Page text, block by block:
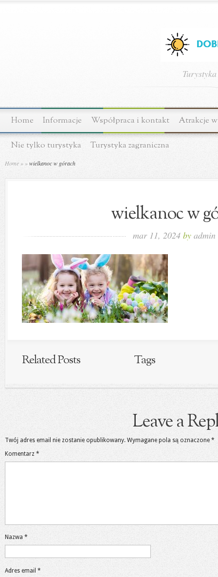
Home Informacje Współpraca i kontakt Atrakcje
Nie tylko turystyka Turystyka zagraniczna
Home » »wielkanoc w górach
wielkanoc w
mar 11, 2024 by admin
Related Posts Tags
Leave a
Twój adres email nie zostanie opublikowany. Wymagane pola są oznaczone *
Komentarz *
Nazwa *
Adres email *